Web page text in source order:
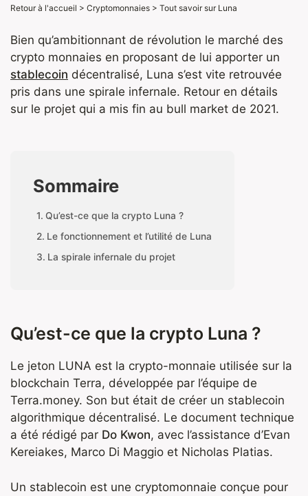
Retour à l'accueil > Cryptomonnaies > Tout savoir sur Luna
Bien qu’ambitionnant de révolution le marché des
crypto monnaies en proposant de lui apporter un
stablecoin décentralisé, Luna s’est vite retrouvée
pris dans une spirale infernale. Retour en détails
sur le projet qui a mis fin au bull market de 2021.
Sommaire
Qu’est-ce que la crypto Luna ?
Le fonctionnement et l’utilité de Luna
La spirale infernale du projet
Qu’est-ce que la crypto Luna ?
Le jeton LUNA est la crypto-monnaie utilisée sur la
blockchain Terra, développée par l’équipe de
Terra.money. Son but était de créer un stablecoin
algorithmique décentralisé. Le document technique
a été rédigé par Do Kwon, avec l’assistance d’Evan
Kereiakes, Marco Di Maggio et Nicholas Platias.
Un stablecoin est une cryptomonnaie conçue pour